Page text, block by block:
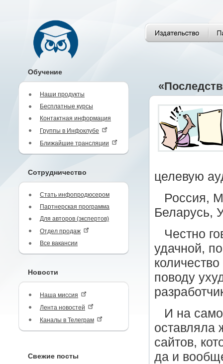
Обучение
Наши продукты
Бесплатные курсы
Контактная информация
Группы в Инфоклубе
Ближайшие трансляции
Сотрудничество
Стать инфопродюсером
Партнерская программа
Для авторов (экспертов)
Отдел продаж
Все вакансии
Новости
Наша миссия
Лента новостей
Каналы в Телеграм
Свежие посты
целевую
Россия,
Беларусь,
Честно
удачной,
поводу
И на
оставляла
сайтов,
да и